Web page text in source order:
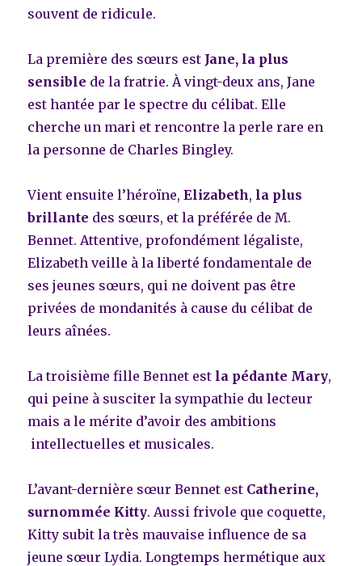
souvent de ridicule.
La première des sœurs est Jane, la plus
sensible de la fratrie. À vingt-deux ans, Jane
est hantée par le spectre du célibat. Elle
cherche un mari et rencontre la perle rare en
la personne de Charles Bingley.
Vient ensuite l’héroïne,Elizabeth, la plus
brillante des sœurs, et la préférée de M.
Bennet. Attentive, profondément légaliste,
Elizabeth veille à la liberté fondamentale de
ses jeunes sœurs, qui ne doivent pas être
privées de mondanités à cause du célibat de
leurs aînées.
La troisième fille Bennet est la pédante Mary,
qui peine à susciter la sympathie du lecteur
mais a le mérite d’avoir des ambitions
intellectuelles et musicales.
L’avant-dernière sœur Bennet est Catherine,
surnommée Kitty. Aussi frivole que coquette,
Kitty subit la très mauvaise influence de sa
jeune sœur Lydia. Longtemps hermétique aux